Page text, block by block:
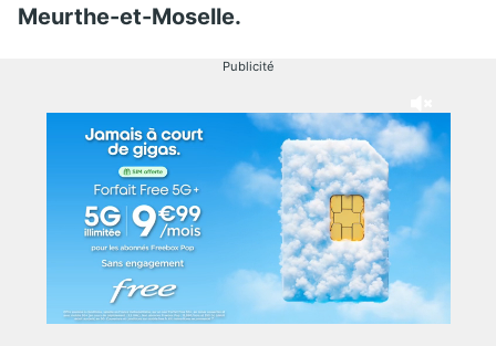
Meurthe-et-Moselle.
Publicité